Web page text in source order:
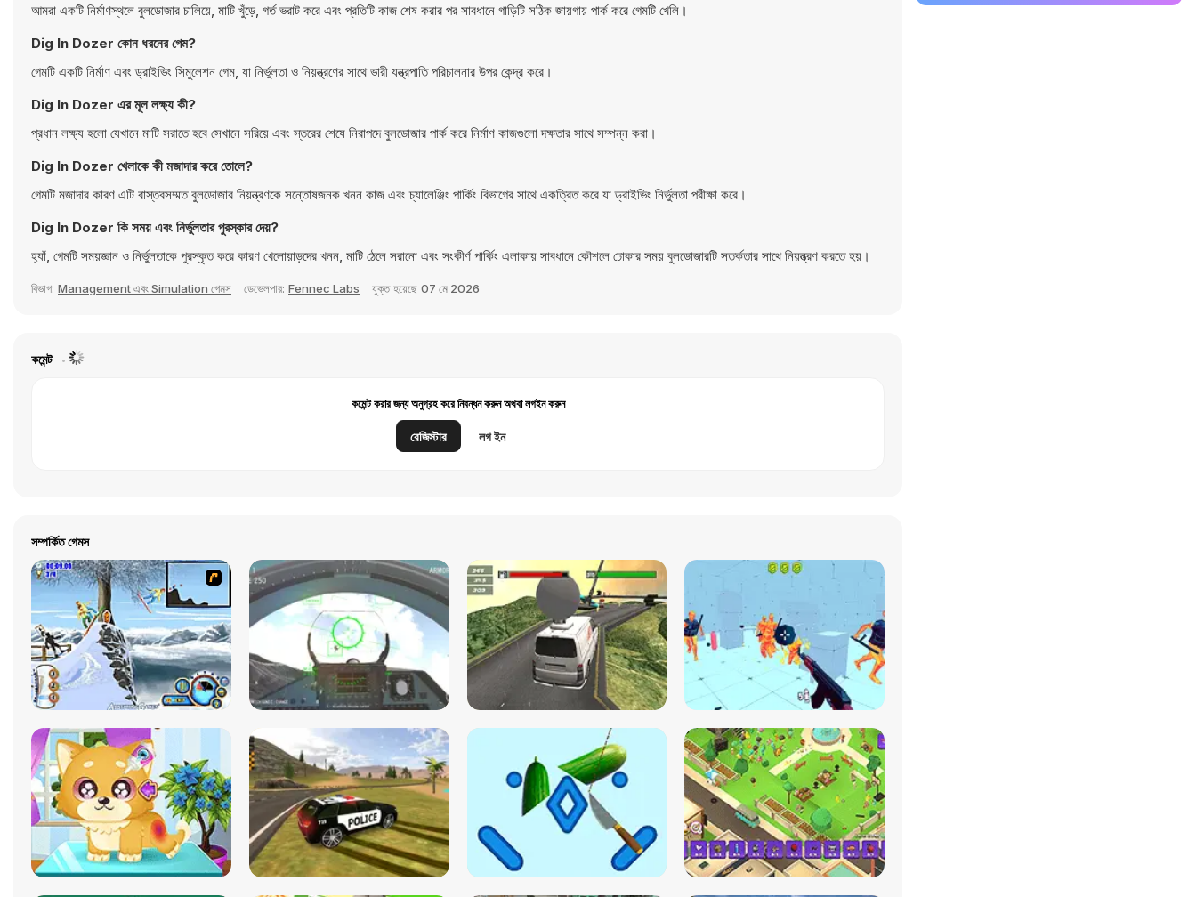
আমরা একটি নির্মাণস্থলে বুলডোজার চালিয়ে, মাটি খুঁড়ে, গর্ত ভরাট করে এবং প্রতিটি কাজ শেষ করার পর সাবধানে গাড়িটি সঠিক জায়গায় পার্ক করে গেমটি খেলি।
Dig In Dozer কোন ধরনের গেম?
গেমটি একটি নির্মাণ এবং ড্রাইভিং সিমুলেশন গেম, যা নির্ভুলতা ও নিয়ন্ত্রণের সাথে ভারী যন্ত্রপাতি পরিচালনার উপর কেন্দ্র করে।
Dig In Dozer এর মূল লক্ষ্য কী?
প্রধান লক্ষ্য হলো যেখানে মাটি সরাতে হবে সেখানে সরিয়ে এবং স্তরের শেষে নিরাপদে বুলডোজার পার্ক করে নির্মাণ কাজগুলো দক্ষতার সাথে সম্পন্ন করা।
Dig In Dozer খেলাকে কী মজাদার করে তোলে?
গেমটি মজাদার কারণ এটি বাস্তবসম্মত বুলডোজার নিয়ন্ত্রণকে সন্তোষজনক খনন কাজ এবং চ্যালেঞ্জিং পার্কিং বিভাগের সাথে একত্রিত করে যা ড্রাইভিং নির্ভুলতা পরীক্ষা করে।
Dig In Dozer কি সময় এবং নির্ভুলতার পুরস্কার দেয়?
হ্যাঁ, গেমটি সময়জ্ঞান ও নির্ভুলতাকে পুরস্কৃত করে কারণ খেলোয়াড়দের খনন, মাটি ঠেলে সরানো এবং সংকীর্ণ পার্কিং এলাকায় সাবধানে কৌশলে ঢোকার সময় বুলডোজারটি সতর্কতার সাথে নিয়ন্ত্রণ করতে হয়।
বিভাগ: Management এবং Simulation গেমস ডেভেলপার: Fennec Labs যুক্ত হয়েছে 07 মে 2026
কমেন্ট
কমেন্ট করার জন্য অনুগ্রহ করে নিবন্ধন করুন অথবা লগইন করুন
রেজিস্টার লগ ইন
সম্পর্কিত গেমস